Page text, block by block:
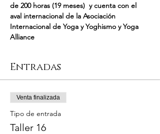
de 200 horas (19 meses)  y cuenta con el
aval internacional de la Asociación
Internacional de Yoga y Yoghismo y Yoga
Alliance
Entradas
Venta finalizada
Tipo de entrada
Taller 16